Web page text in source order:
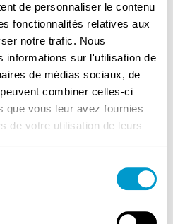
de personnaliser le contenu
fonctionnalités relatives aux
notre trafic. Nous
informations sur l'utilisation de
de médias sociaux, de
combiner celles-ci
que vous leur avez fournies
de votre utilisation de leurs